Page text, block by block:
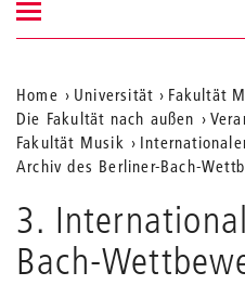
Navigation &
Suche
Navigation
ein-/ausblenden
Aktuelle
Position
auf
der
Webseite
Home Universität
Fakultät
Die Fakultät nach außen
Fakultät Musik
Archiv des Berliner-Bach-
3.
Bach-